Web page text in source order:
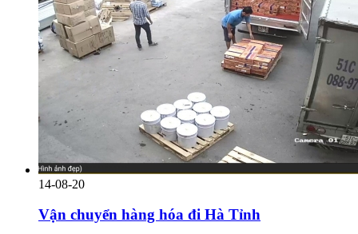
14-08-20
Vận chuyển hàng hóa đi Hà Tỉnh